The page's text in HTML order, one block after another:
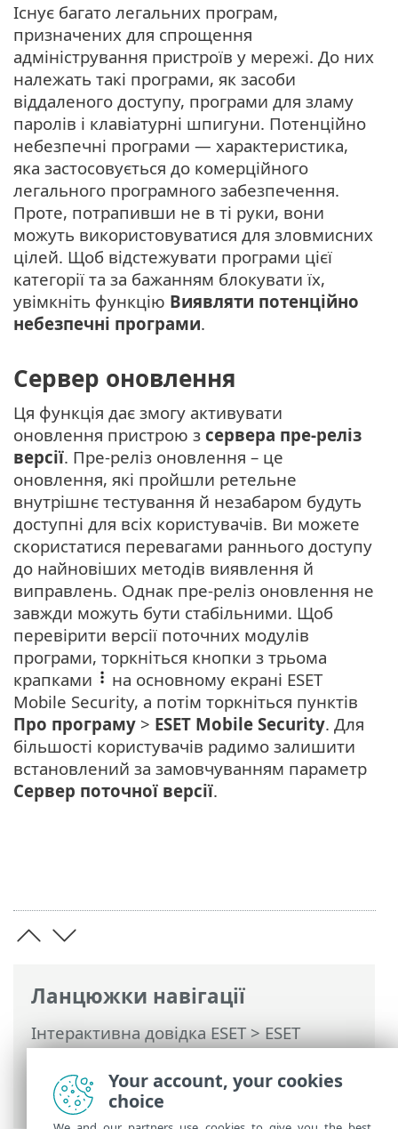
Ланцюжки навігації
Інтерактивна довідка ESET>ESET
Mobile Security>Робота з ESET Mobile
Security >Антивірус> Додаткові
параметри
Існує багато легальних програм,
призначених для спрощення
адміністрування пристроїв у мережі. До них
належать такі програми, як засоби
віддаленого доступу, програми для зламу
паролів і клавіатурні шпигуни. Потенційно
небезпечні програми — характеристика,
яка застосовується до комерційного
легального програмного забезпечення.
Проте, потрапивши не в ті руки, вони
можуть використовуватися для зловмисних
цілей. Щоб відстежувати програми цієї
категорії та за бажанням блокувати їх,
увімкніть функцію Виявляти потенційно
небезпечні програми.
Сервер оновлення
Ця функція дає змогу активувати
оновлення пристрою з сервера пре-реліз
версії. Пре-реліз оновлення – це
оновлення, які пройшли ретельне
внутрішнє тестування й незабаром будуть
доступні для всіх користувачів. Ви можете
скористатися перевагами раннього доступу
до найновіших методів виявлення й
виправлень. Однак пре-реліз оновлення не
завжди можуть бути стабільними. Щоб
перевірити версії поточних модулів
програми, торкніться кнопки з трьома
крапками
на основному екрані ESET
Mobile Security, а потім торкніться пунктів
Про програму > ESET Mobile Security. Для
більшості користувачів радимо залишити
встановлений за замовчуванням параметр
Сервер поточної версії.
Your account, your cookies
choice